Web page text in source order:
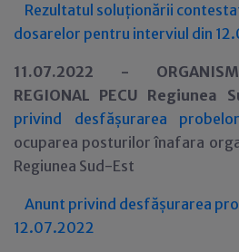
Rezultatul soluționării
dosarelor pentru interviul din 12
11.07.2022 -
REGIONAL PECU Regiunea
privind desfășurarea
ocuparea posturilorînafara
Regiunea Sud-Est
Anunt privind desfășurarea
12.07.2022